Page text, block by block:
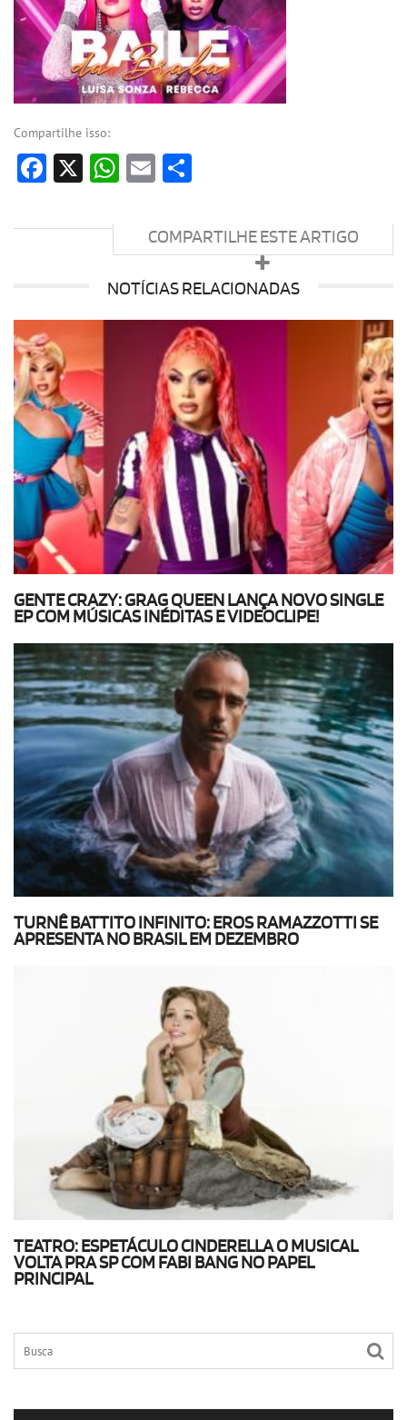
Compartilhe isso:
Facebook
X WhatsApp
Email
COMPARTILHE ESTE ARTIGO
NOTÍCIAS RELACIONADAS
GENTE CRAZY: GRAG QUEEN LANÇA NOVO SINGLE
EP COM MÚSICAS INÉDITAS E VIDEOCLIPE!
TURNÊ BATTITO INFINITO: EROS RAMAZZOTTI SE
APRESENTA NO BRASIL EM DEZEMBRO
TEATRO: ESPETÁCULO CINDERELLA O MUSICAL
VOLTA PRA SP COM FABI BANG NO PAPEL
PRINCIPAL